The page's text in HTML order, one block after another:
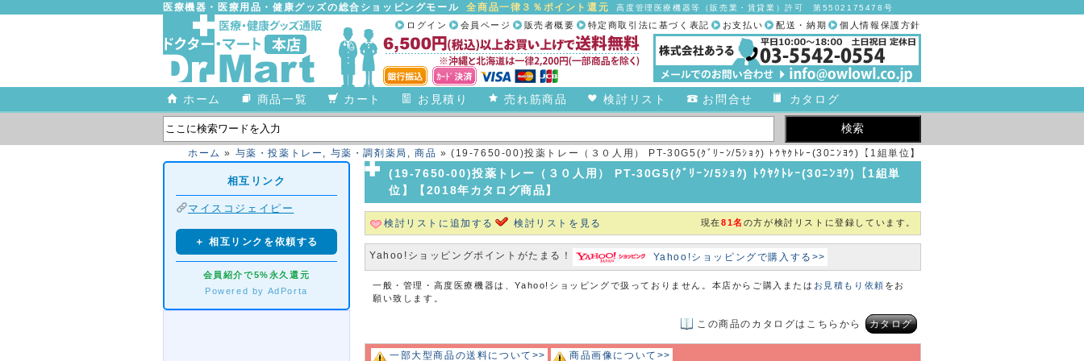
医療機器・医療用品・健康グッズの総合ショッピングモール全商品一律３％ポイント還元 高度管理医療機器等（販売業・賃貸業）許可 第5502175478号
個人情報保護方針
配送・納期
お支払い
特定商取引法に基づく表記
販売者概要
会員ページ
ログイン
ホーム 商品一覧 カート お見積り 売れ筋商品 検討リスト お問合せ カタログ
ホーム » 与薬・投薬トレー , 与薬・調剤薬局 , 商品 » (19-7650-00)投薬トレー（３０人用） PT-30G5(ｸﾞﾘｰﾝ/5ｼｮｸ) ﾄｳﾔｸﾄﾚｰ(30ﾆﾝﾖｳ)【1組単位】
【2018年カタログ商品】
(19-7650-00)投薬トレー（３０人用） PT-30G5(ｸﾞﾘｰﾝ/5ｼｮｸ) ﾄｳﾔｸﾄﾚｰ(30ﾆﾝﾖｳ)【1組単
位】【2018年カタログ商品】
検討リストに追加する 検討リストを見る 現在81名 の方が検討リストに登録しています。
Yahoo!ショッピングポイントがたまる！ Yahoo!ショッピングで購入する>>
一般・管理・高度医療機器は、Yahoo!ショッピングで扱っておりません。本店からご購入または お見積もり依頼 をお
願い致します。
この商品のカタログはこちらから カタログ
一部大型商品の送料について>> 商品画像について>>
相互リンク
マイスコジェイピー
＋ 相互リンクを依頼する
会員紹介で5%永久還元
Powered by AdPorta